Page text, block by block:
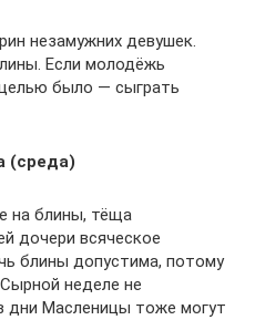
незамужних девушек.
Если молодёжь
было — сыграть
(среда)
на блины, тёща
дочери всяческое
блины допустима, потому
неделе не
дни Масленицы тоже могут